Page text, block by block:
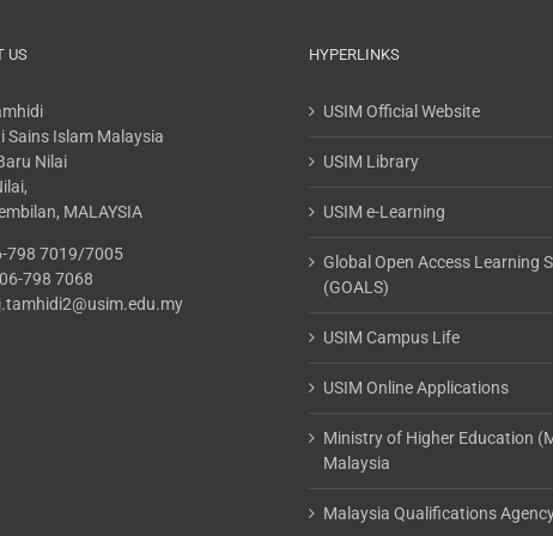
US
Sains Islam Malaysia
Nilai
MALAYSIA
798 7019/7005
798 7068
HYPERLINKS
USIM Official Website
USIM Library
USIM e-Learning
Global Open Access Learning
(GOALS)
USIM Campus Life
USIM Online Applications
Ministry of Higher Education
Malaysia
Malaysia Qualifications